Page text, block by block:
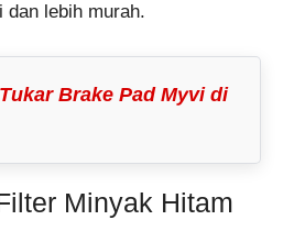
dan lebih murah.
Brake Pad Myvi di
Minyak Hitam